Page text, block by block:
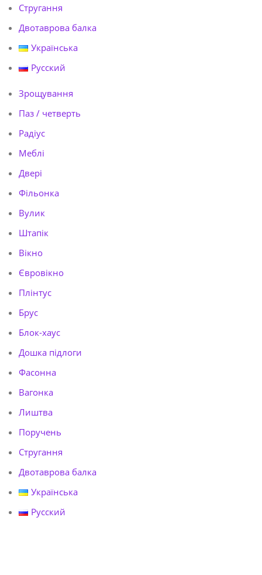
Стругання
Двотаврова балка
Українська
Русский
Зрощування
Паз / четверть
Радіус
Меблі
Двері
Фільонка
Вулик
Штапік
Вікно
Євровікно
Плінтус
Брус
Блок-хаус
Дошка підлоги
Фасонна
Вагонка
Лиштва
Поручень
Стругання
Двотаврова балка
Українська
Русский